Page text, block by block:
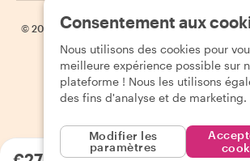
© 2026 Withlocals.com | Politique de
site
Consentement aux
Nous utilisons des cookies pour
meilleure expérience possible sur
plateforme ! Nous les utilisons
des fins d'analyse et de marketing.
Modifier les
paramètres